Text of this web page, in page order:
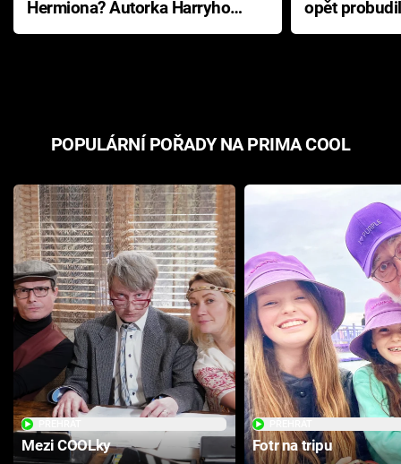
Hermiona? Autorka Harryho
Pottera přišla s ráznou
opět
přichází s
POPULÁRNÍ POŘADY NA PRIMA COOL
Mezi COOLky Fotr na tripu